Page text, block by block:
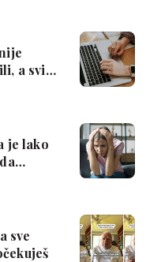
a svi…
je lako
sve